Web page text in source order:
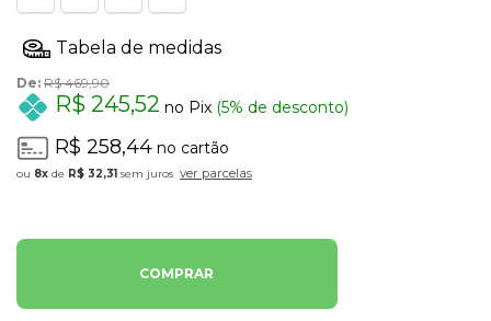
De: R$ 469,90
R$ 245,52 no Pix (5% de desconto)
R$ 258,44 no cartão
8x de R$ 32,31 sem juros ver parcelas
COMPRAR